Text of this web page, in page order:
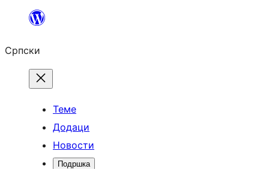
Скочи
садржај
Српски
Теме
Додаци
Новости
Подршка